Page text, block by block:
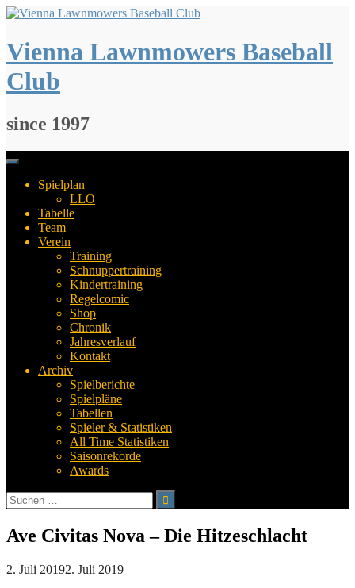
Springe
Inhalt
Vienna Lawnmowers Baseball
Club
since 1997
Spielplan
LLO
Tabelle
Team
Verein
Training
Schnuppertraining
Kindertraining
Regelcomic
Shop
Chronik
Jahresverlauf
Kontakt
Archiv
Spielberichte
Spielpläne
Tabellen
Spieler & Statistiken
All Time Statistiken
Saisonrekorde
Awards
Suchen
nach:
Ave Civitas Nova – Die Hitzeschlacht
2. Juli 20192. Juli 2019